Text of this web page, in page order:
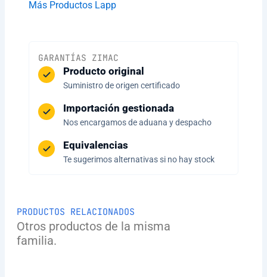
Más Productos Lapp
GARANTÍAS ZIMAC
Producto original
Suministro de origen certificado
Importación gestionada
Nos encargamos de aduana y despacho
Equivalencias
Te sugerimos alternativas si no hay stock
PRODUCTOS RELACIONADOS
Otros productos de la misma
familia.